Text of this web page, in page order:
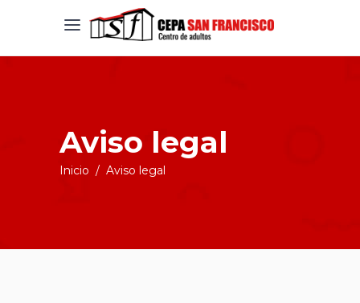
Aviso legal
Inicio / Aviso legal